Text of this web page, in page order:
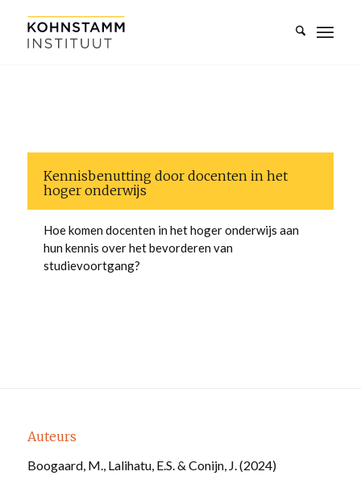
Kennisbenutting door docenten in het
hoger onderwijs
Hoe komen docenten in het hoger onderwijs aan
hun kennis over het bevorderen van
studievoortgang?
Auteurs
Boogaard, M., Lalihatu, E.S. & Conijn, J. (2024)